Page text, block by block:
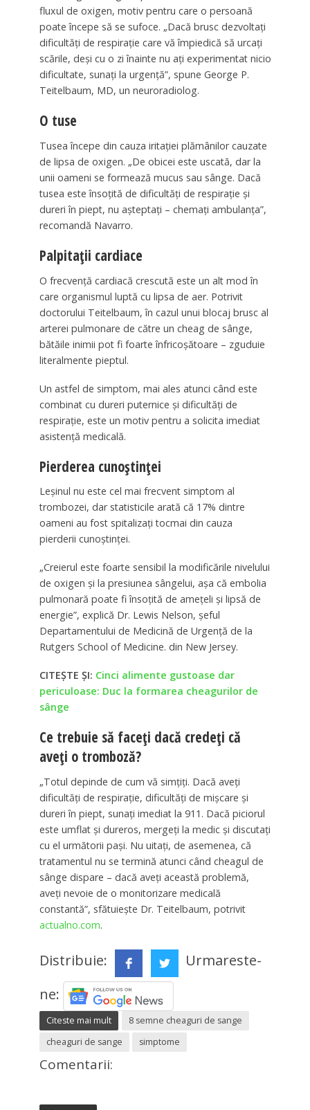
fluxul de oxigen, motiv pentru care o persoană
poate începe să se sufoce. „Dacă brusc dezvoltați
dificultăți de respirație care vă împiedică să urcați
scările, deși cu o zi înainte nu ați experimentat nicio
dificultate, sunați la urgență”, spune George P.
Teitelbaum, MD, un neuroradiolog.
O tuse
Tusea începe din cauza iritației plămânilor cauzate
de lipsa de oxigen. „De obicei este uscată, dar la
unii oameni se formează mucus sau sânge. Dacă
tusea este însoțită de dificultăți de respirație și
dureri în piept, nu așteptați – chemați ambulanța”,
recomandă Navarro.
Palpitații cardiace
O frecvență cardiacă crescută este un alt mod în
care organismul luptă cu lipsa de aer. Potrivit
doctorului Teitelbaum, în cazul unui blocaj brusc al
arterei pulmonare de către un cheag de sânge,
bătăile inimii pot fi foarte înfricoșătoare – zguduie
literalmente pieptul.
Un astfel de simptom, mai ales atunci când este
combinat cu dureri puternice și dificultăți de
respirație, este un motiv pentru a solicita imediat
asistență medicală.
Pierderea cunoștinței
Leșinul nu este cel mai frecvent simptom al
trombozei, dar statisticile arată că 17% dintre
oameni au fost spitalizați tocmai din cauza
pierderii cunoștinței.
„Creierul este foarte sensibil la modificările nivelului
de oxigen și la presiunea sângelui, așa că embolia
pulmonară poate fi însoțită de amețeli și lipsă de
energie”, explică Dr. Lewis Nelson, șeful
Departamentului de Medicină de Urgență de la
Rutgers School of Medicine. din New Jersey.
CITEȘTE ȘI: Cinci alimente gustoase dar
periculoase: Duc la formarea cheagurilor de
sânge
Ce trebuie să faceți dacă credeți că
aveți o tromboză?
„Totul depinde de cum vă simțiți. Dacă aveți
dificultăți de respirație, dificultăți de mișcare și
dureri în piept, sunați imediat la 911. Dacă piciorul
este umflat și dureros, mergeți la medic și discutați
cu el următorii pași. Nu uitați, de asemenea, că
tratamentul nu se termină atunci când cheagul de
sânge dispare – dacă aveți această problemă,
aveți nevoie de o monitorizare medicală
constantă”, sfătuiește Dr. Teitelbaum, potrivit
actualno.com.
Distribuie:
Urmareste-
ne:
Citeste mai mult
8 semne cheaguri de sange
cheaguri de sange
simptome
Comentarii: